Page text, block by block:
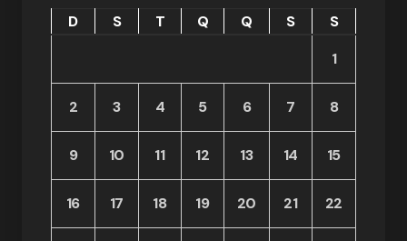
D S T Q Q S
S
1
2 3 4 5 6 7 8
9 10 11 12 13 14 15
16 17 18 19 20 21 22